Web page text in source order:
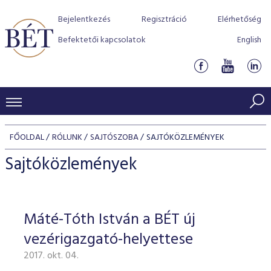
Bejelentkezés Regisztráció
Elérhetőség
Befektetői kapcsolatok
English
KERESKEDÉSI ADATOK
INDEXEK
Jelzáloglevél indexek
Vállalati kötvény indexek
Azonnali Piac
Részvények
Származékos piac
BEFEKTETŐK
Részvény szekció
Hitelpapír szekció
BÉT szabályzatok
Befektetővédelem
Alkalmazott díjstruktúra
Elszámolás
Részvény és vállalati kötvény tőzsdei bevezetését
program
BÉT Xtend - Részvénypiac egyszerűen
TŐZSDETAGOK
Tőzsdetagok, üzletkötők
VENDOROK
FŐOLDAL RÓLUNK SAJTÓSZOBA SAJTÓKÖZLEMÉNYEK
Sajtóközlemények
Máté-Tóth István a BÉT új
vezérigazgató-helyettese
2017. okt. 04.